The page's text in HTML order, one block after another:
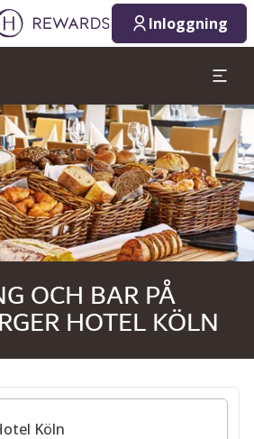
Inloggning
OCH BAR PÅ
HOTEL KÖLN
08-09